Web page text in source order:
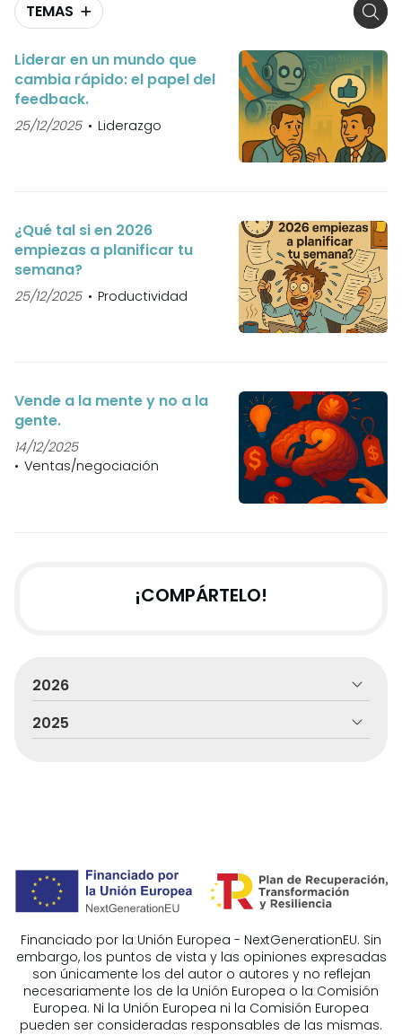
TEMAS
Liderar en un mundo que
cambia rápido: el papel del
feedback.
25/12/2025 Liderazgo
¿Qué tal si en 2026
empiezas a planificar tu
semana?
25/12/2025 Productividad
Vende a la mente y no a la
gente.
14/12/2025
Ventas/negociación
¡COMPÁRTELO!
2026
2025
Financiado por la Unión Europea - NextGenerationEU. Sin
embargo, los puntos de vista y las opiniones expresadas
son únicamente los del autor o autores y no reflejan
necesariamente los de la Unión Europea o la Comisión
Europea. Ni la Unión Europea ni la Comisión Europea
pueden ser consideradas responsables de las mismas.